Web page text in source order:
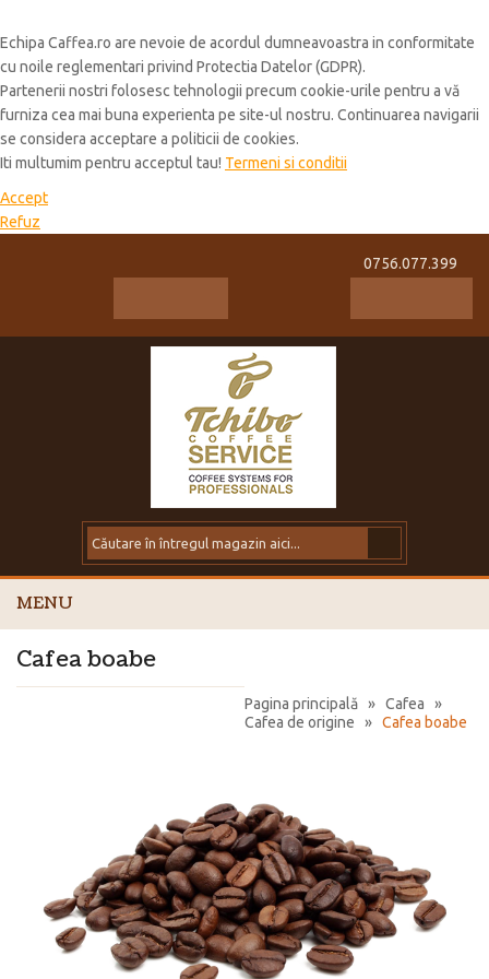
Echipa Caffea.ro are nevoie de acordul dumneavoastra in conformitate
cu noile reglementari privind Protectia Datelor (GDPR).
Partenerii nostri folosesc tehnologii precum cookie-urile pentru a vă
furniza cea mai buna experienta pe site-ul nostru. Continuarea navigarii
se considera acceptare a politicii de cookies.
Iti multumim pentru acceptul tau! Termeni si conditii
Accept
Refuz
0756.077.399
MENU
Pagina principală » Cafea
»
Cafea de origine
» Cafea boabe
Cafea boabe